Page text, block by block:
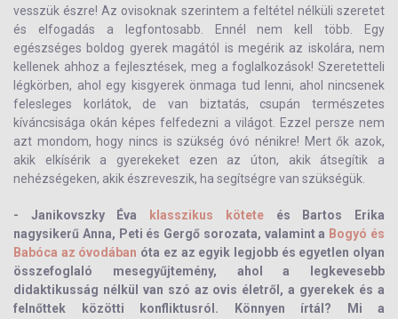
vesszük észre! Az ovisoknak szerintem a feltétel nélküli szeretet
és elfogadás a legfontosabb. Ennél nem kell több. Egy
egészséges boldog gyerek magától is megérik az iskolára, nem
kellenek ahhoz a fejlesztések, meg a foglalkozások! Szeretetteli
légkörben, ahol egy kisgyerek önmaga tud lenni, ahol nincsenek
felesleges korlátok, de van biztatás, csupán természetes
kíváncsisága okán képes felfedezni a világot. Ezzel persze nem
azt mondom, hogy nincs is szükség óvó nénikre! Mert ők azok,
akik elkísérik a gyerekeket ezen az úton, akik átsegítik a
nehézségeken, akik észreveszik, ha segítségre van szükségük.
- Janikovszky Éva klasszikus köteteés Bartos Erika
nagysikerű Anna, Peti és Gergő sorozata, valamint a Bogyó és
Babóca az óvodában óta ez az egyik legjobb és egyetlen olyan
összefoglaló mesegyűjtemény, ahol a legkevesebb
didaktikusság nélkül van szó az ovis életről, a gyerekek és a
felnőttek közötti konfliktusról. Könnyen írtál? Mi a